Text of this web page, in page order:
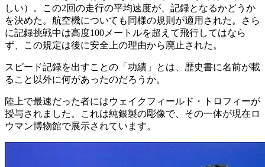
しい）。この2回の走行の平均速度が、記録となるかどうか
を決めた。航空機についても同様の規則が適用された。さら
に記録挑戦中は高度100メートルを超えて飛行してはなら
ず、この規定は後に安全上の理由から廃止された。
スピード記録を出すことの「功績」とは、歴史書に名前が載
ること以外に何があったのだろうか。
陸上で最速だった者にはウェイクフィールド・トロフィーが
授与されました。これは純銀製の彫像で、その一体が現在ロ
ウマン博物館で展示されています。